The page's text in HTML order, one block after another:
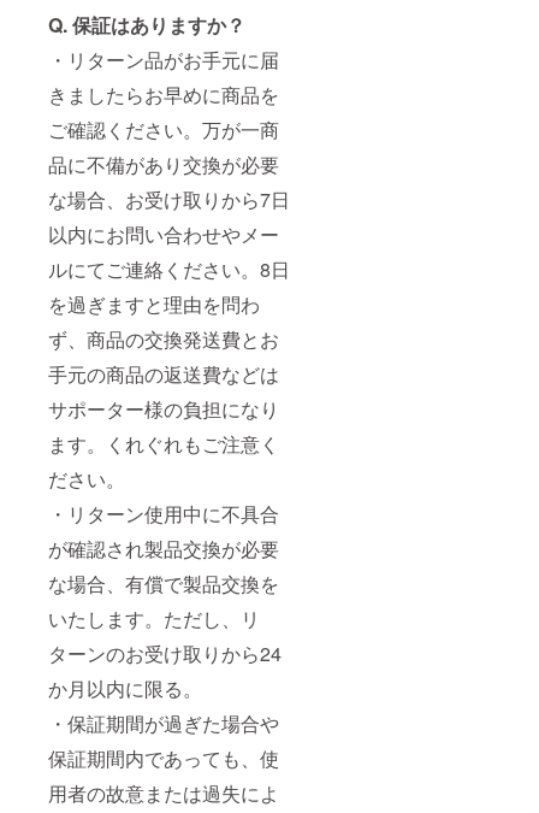
Q. 保証はありますか？
・リターン品がお手元に届
きましたらお早めに商品を
ご確認ください。万が一商
品に不備があり交換が必要
な場合、お受け取りから7日
以内にお問い合わせやメー
ルにてご連絡ください。8日
を過ぎますと理由を問わ
ず、商品の交換発送費とお
手元の商品の返送費などは
サポーター様の負担になり
ます。くれぐれもご注意く
ださい。
・リターン使用中に不具合
が確認され製品交換が必要
な場合、有償で製品交換を
いたします。ただし、リ
ターンのお受け取りから24
か月以内に限る。
・保証期間が過ぎた場合や
保証期間内であっても、使
用者の故意または過失によ